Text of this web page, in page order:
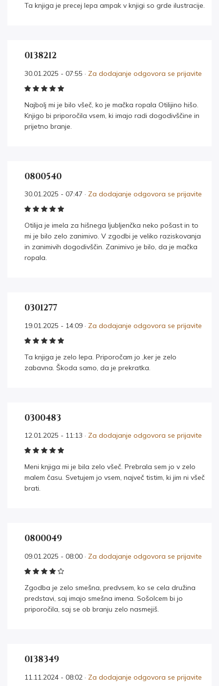
Ta knjiga je precej lepa ampak v knjigi so grde ilustracije.
0138212
30.01.2025 - 07:55 · Za dodajanje odgovora se prijavite
Najbolj mi je bilo všeč, ko je mačka ropala Otilijino hišo.
Knjigo bi priporočila vsem, ki imajo radi dogodivščine in
prijetno branje.
0800540
30.01.2025 - 07:47 · Za dodajanje odgovora se prijavite
Otilija je imela za hišnega ljubljenčka neko pošast in to
mi je bilo zelo zanimivo. V zgodbi je veliko raziskovanja
in zanimivih dogodivščin. Zanimivo je bilo, da je mačka
ropala.
0301277
19.01.2025 - 14:09 · Za dodajanje odgovora se prijavite
Ta knjiga je zelo lepa. Priporočam jo ,ker je zelo
zabavna. Škoda samo, da je prekratka.
0300483
12.01.2025 - 11:13 · Za dodajanje odgovora se prijavite
Meni knjiga mi je bila zelo všeč. Prebrala sem jo v zelo
malem času. Svetujem jo vsem, največ tistim, ki jim ni všeč
brati.
0800049
09.01.2025 - 08:00 · Za dodajanje odgovora se prijavite
Zgodba je zelo smešna, predvsem, ko se cela družina
predstavi, saj imajo smešna imena. Sošolcem bi jo
priporočila, saj se ob branju zelo nasmejiš.
0138349
11.11.2024 - 08:02 · Za dodajanje odgovora se prijavite